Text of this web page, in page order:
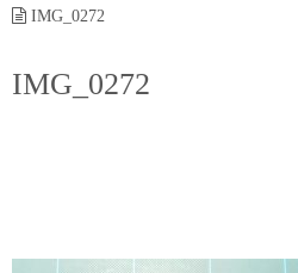
へ
キ
IMG_0272
IMG_0272